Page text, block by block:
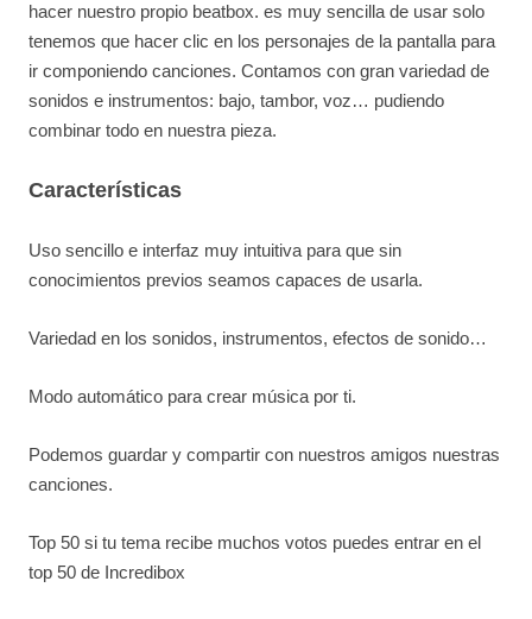
hacer nuestro propio beatbox. es muy sencilla de usar solo
tenemos que hacer clic en los personajes de la pantalla para
ir componiendo canciones. Contamos con gran variedad de
sonidos e instrumentos: bajo, tambor, voz… pudiendo
combinar todo en nuestra pieza.
Características
Uso sencillo e interfaz muy intuitiva para que sin
conocimientos previos seamos capaces de usarla.
Variedad en los sonidos, instrumentos, efectos de sonido…
Modo automático para crear música por ti.
Podemos guardar y compartir con nuestros amigos nuestras
canciones.
Top 50 si tu tema recibe muchos votos puedes entrar en el
top 50 de Incredibox